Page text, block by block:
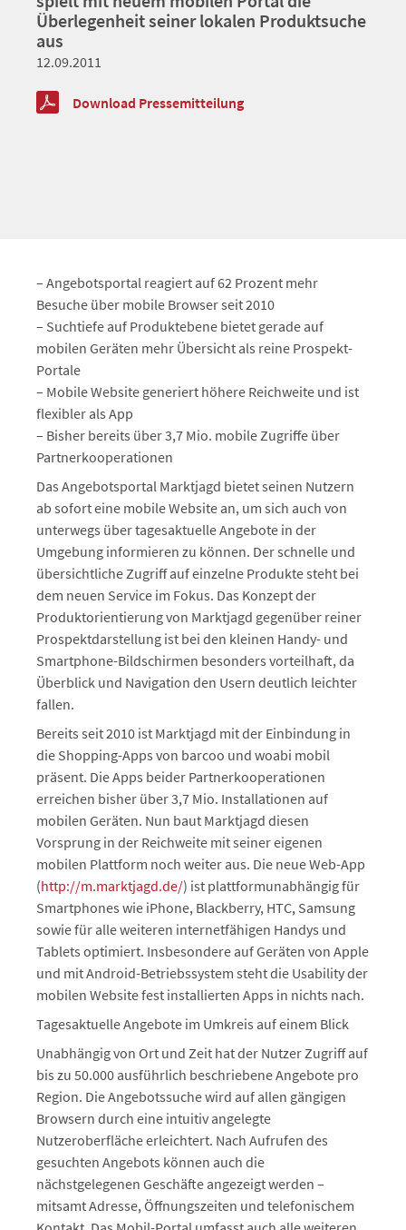
Überlegenheit seiner lokalen Produktsuche
aus
12.09.2011
Download Pressemitteilung
– Angebotsportal reagiert auf 62 Prozent mehr
Besuche über mobile Browser seit 2010
– Suchtiefe auf Produktebene bietet gerade auf
mobilen Geräten mehr Übersicht als reine Prospekt-
Portale
– Mobile Website generiert höhere Reichweite und ist
flexibler als App
– Bisher bereits über 3,7 Mio. mobile Zugriffe über
Partnerkooperationen
Das Angebotsportal Marktjagd bietet seinen Nutzern
ab sofort eine mobile Website an, um sich auch von
unterwegs über tagesaktuelle Angebote in der
Umgebung informieren zu können. Der schnelle und
übersichtliche Zugriff auf einzelne Produkte steht bei
dem neuen Service im Fokus. Das Konzept der
Produktorientierung von Marktjagd gegenüber reiner
Prospektdarstellung ist bei den kleinen Handy- und
Smartphone-Bildschirmen besonders vorteilhaft, da
Überblick und Navigation den Usern deutlich leichter
fallen.
Bereits seit 2010 ist Marktjagd mit der Einbindung in
die Shopping-Apps von barcoo und woabi mobil
präsent. Die Apps beider Partnerkooperationen
erreichen bisher über 3,7 Mio. Installationen auf
mobilen Geräten. Nun baut Marktjagd diesen
Vorsprung in der Reichweite mit seiner eigenen
mobilen Plattform noch weiter aus. Die neue Web-App
(http://m.marktjagd.de/) ist plattformunabhängig für
Smartphones wie iPhone, Blackberry, HTC, Samsung
sowie für alle weiteren internetfähigen Handys und
Tablets optimiert. Insbesondere auf Geräten von Apple
und mit Android-Betriebssystem steht die Usability der
mobilen Website fest installierten Apps in nichts nach.
Tagesaktuelle Angebote im Umkreis auf einem Blick
Unabhängig von Ort und Zeit hat der Nutzer Zugriff auf
bis zu 50.000 ausführlich beschriebene Angebote pro
Region. Die Angebotssuche wird auf allen gängigen
Browsern durch eine intuitiv angelegte
Nutzeroberfläche erleichtert. Nach Aufrufen des
gesuchten Angebots können auch die
nächstgelegenen Geschäfte angezeigt werden –
mitsamt Adresse, Öffnungszeiten und telefonischem